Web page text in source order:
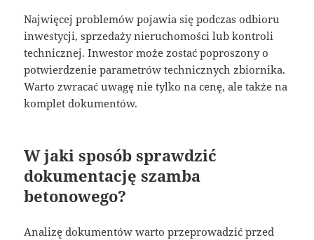
Najwięcej problemów pojawia się podczas odbioru
inwestycji, sprzedaży nieruchomości lub kontroli
technicznej. Inwestor może zostać poproszony o
potwierdzenie parametrów technicznych zbiornika.
Warto zwracać uwagę nie tylko na cenę, ale także na
komplet dokumentów.
W jaki sposób sprawdzić
dokumentację szamba
betonowego?
Analizę dokumentów warto przeprowadzić przed